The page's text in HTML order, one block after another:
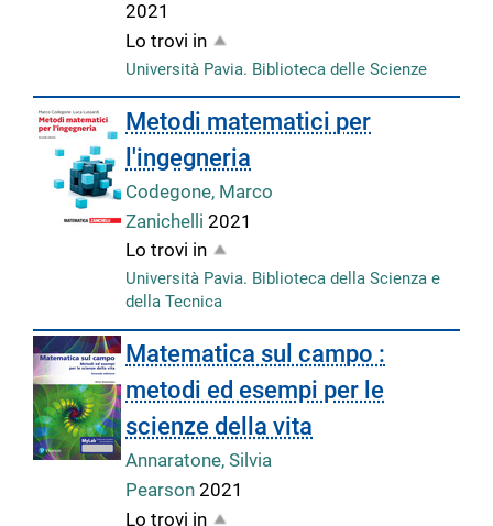
2021
Lo trovi in
Università Pavia. Biblioteca delle Scienze
Metodi matematici per
l'ingegneria
Codegone, Marco
Zanichelli2021
Lo trovi in
Università Pavia. Biblioteca della Scienza e
della Tecnica
Matematica sul campo :
metodi ed esempi per le
scienze della vita
Annaratone, Silvia
Pearson2021
Lo trovi in